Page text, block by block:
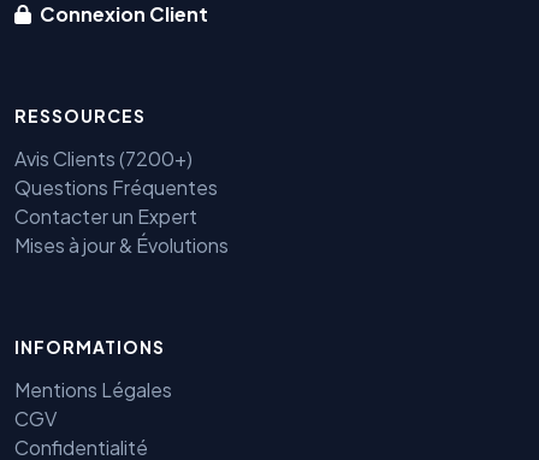
Connexion Client
RESSOURCES
Avis Clients (7200+)
Questions Fréquentes
Contacter un Expert
Mises à jour & Évolutions
INFORMATIONS
Mentions Légales
CGV
Confidentialité